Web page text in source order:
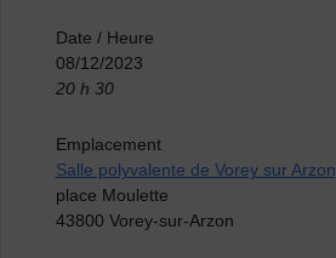
Date / Heure
08/12/2023
20 h 30
Emplacement
Salle polyvalente de Vorey sur Arzon
place Moulette
43800 Vorey-sur-Arzon